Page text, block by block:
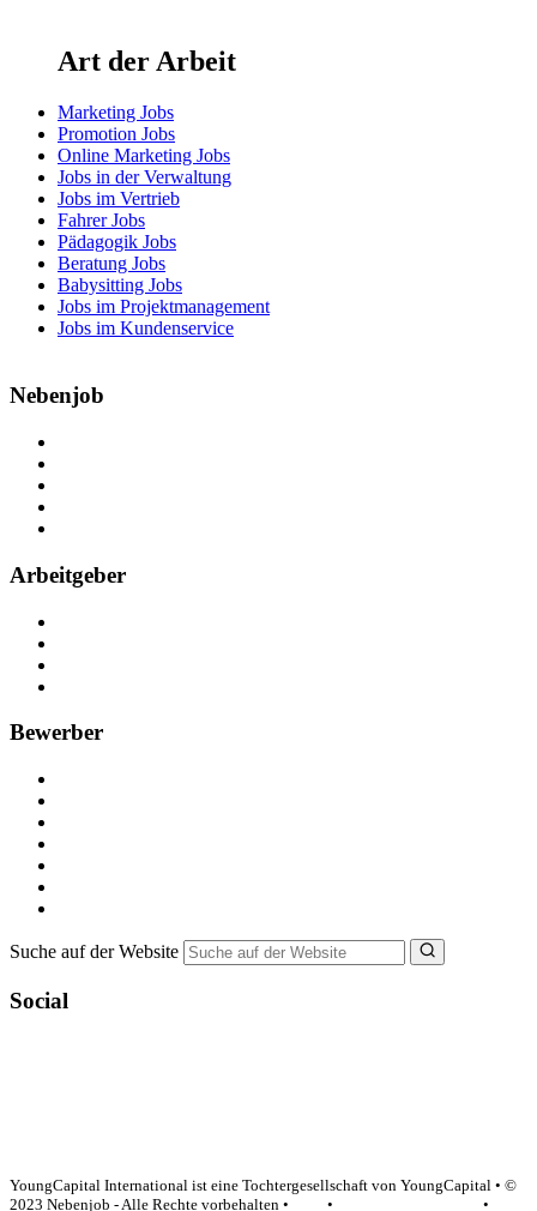
Art der Arbeit
Marketing Jobs
Promotion Jobs
Online Marketing Jobs
Jobs in der Verwaltung
Jobs im Vertrieb
Fahrer Jobs
Pädagogik Jobs
Beratung Jobs
Babysitting Jobs
Jobs im Projektmanagement
Jobs im Kundenservice
Nebenjob
Arbeitgeber
Bewerber
Suche auf der Website
Social
YoungCapital International ist eine Tochtergesellschaft von YoungCapital • ©
2023 Nebenjob - Alle Rechte vorbehalten •
• •